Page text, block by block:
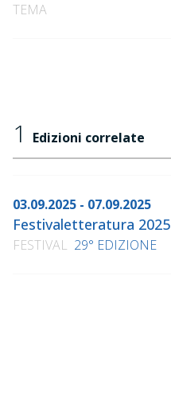
TEMA
1 Edizioni correlate
03.09.2025 - 07.09.2025
Festivaletteratura 2025
FESTIVAL 29° EDIZIONE